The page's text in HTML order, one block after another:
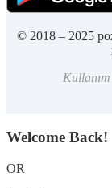
© 2018 – 2025
Welcome Back!
OR